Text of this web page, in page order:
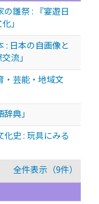
雛祭 : 『宴遊日
」
: 日本の自画像と
流」
・芸能・地域文
典」
史 : 玩具にみる
全件表示（9件）